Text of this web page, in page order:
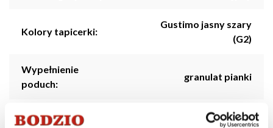
Kolory tapicerki:
Gustimo jasny szary
(G2)
Wypełnienie
poduch:
granulat pianki
Styl: Klasyczny